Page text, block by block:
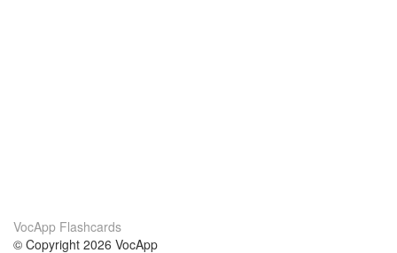
VocApp Flashcards
© Copyright 2026 VocApp